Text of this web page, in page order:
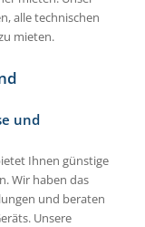
alle technischen
mieten.
und
Ihnen günstige
Wir haben das
und beraten
Unsere